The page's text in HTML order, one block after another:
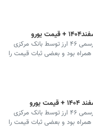
نرخ ارز در صرافی ملی و نرخ رسمی ۴۶ ارز توسط بانک مرکزی
بود و بعضی ثبات قیمت را
نرخ ارز در صرافی ملی و نرخ رسمی ۴۶ ارز توسط بانک مرکزی
بود و بعضی ثبات قیمت را